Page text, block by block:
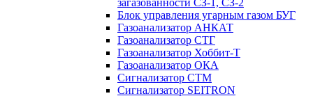
загазованности СЗ-1, СЗ-2
Блок управления угарным газом БУГ
Газоанализатор АНКАТ
Газоанализатор СТГ
Газоанализатор Хоббит-Т
Газоанализатор ОКА
Сигнализатор СТМ
Сигнализатор SEITRON